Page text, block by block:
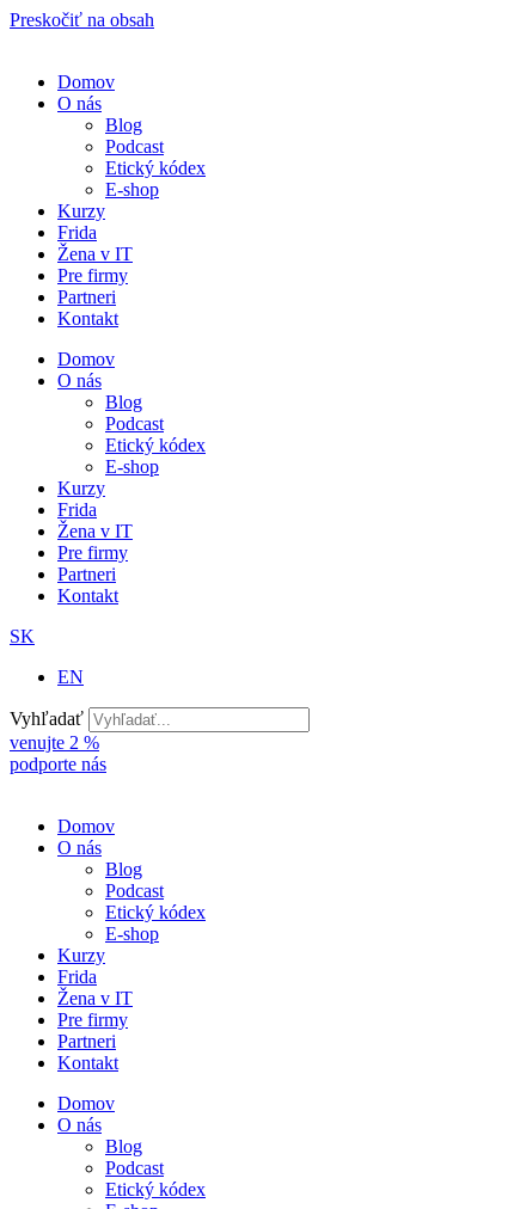
Preskočiť na obsah
Domov
O nás
Blog
Podcast
Etický kódex
E-shop
Kurzy
Frida
Žena v IT
Pre firmy
Partneri
Kontakt
Domov
O nás
Blog
Podcast
Etický kódex
E-shop
Kurzy
Frida
Žena v IT
Pre firmy
Partneri
Kontakt
SK
EN
Vyhľadať
venujte 2 %
podporte nás
Domov
O nás
Blog
Podcast
Etický kódex
E-shop
Kurzy
Frida
Žena v IT
Pre firmy
Partneri
Kontakt
Domov
O nás
Blog
Podcast
Etický kódex